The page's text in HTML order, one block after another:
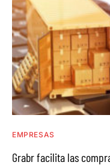
EMPRESAS
Grabr facilita las